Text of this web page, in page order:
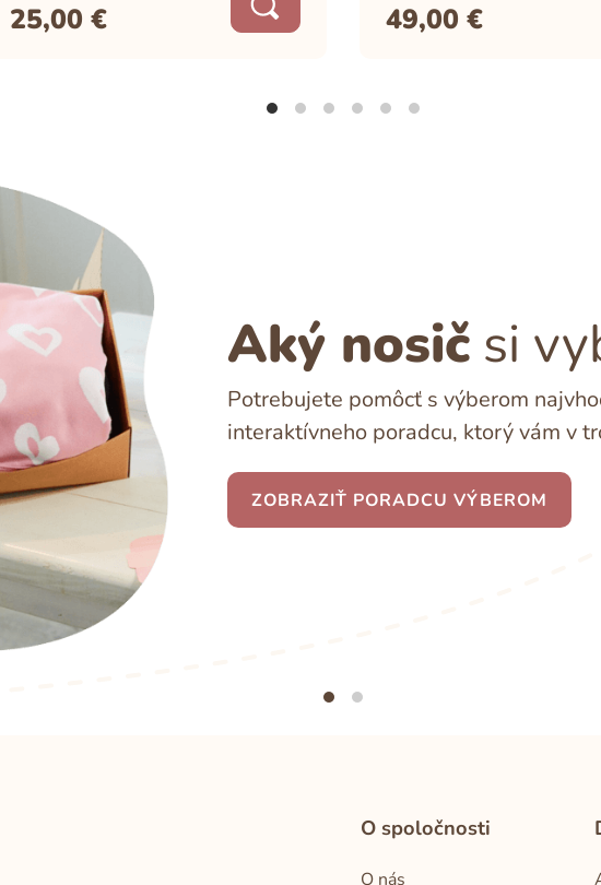
25,00€ 49,00 €
Aký nosič si
Potrebujete pomôcť s výberom
interaktívneho poradcu, ktorý vám v
ZOBRAZIŤ PORADCU VÝBEROM
O spoločnosti
O nás